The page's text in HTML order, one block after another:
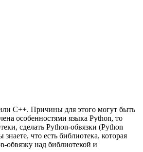
C++. Причины для этого могут быть
особенностями языка Python, то
сделать Python-обвязки (Python
что есть библиотека, которая
обвязку над библиотекой и